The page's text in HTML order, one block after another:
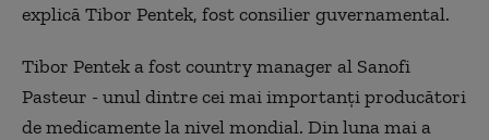
explică Tibor Pentek, fost consilier guvernamental.
Tibor Pentek a fost country manager al Sanofi
Pasteur - unul dintre cei mai importanţi producători
de medicamente la nivel mondial. Din luna mai a